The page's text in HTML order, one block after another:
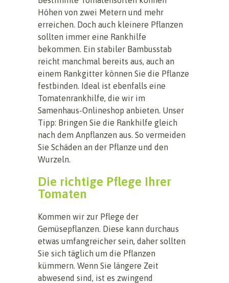
Höhen von zwei Metern und mehr
erreichen. Doch auch kleinere Pflanzen
sollten immer eine Rankhilfe
bekommen. Ein stabiler Bambusstab
reicht manchmal bereits aus, auch an
einem Rankgitter können Sie die Pflanze
festbinden. Ideal ist ebenfalls eine
Tomatenrankhilfe, die wir im
Samenhaus-Onlineshop anbieten. Unser
Tipp: Bringen Sie die Rankhilfe gleich
nach dem Anpflanzen aus. So vermeiden
Sie Schäden an der Pflanze und den
Wurzeln.
Die richtige Pflege Ihrer
Tomaten
Kommen wir zur Pflege der
Gemüsepflanzen. Diese kann durchaus
etwas umfangreicher sein, daher sollten
Sie sich täglich um die Pflanzen
kümmern. Wenn Sie längere Zeit
abwesend sind, ist es zwingend